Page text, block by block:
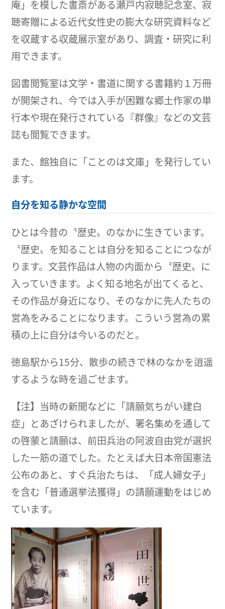
庵」を模した書斎がある瀬戸内寂聴記念室、寂
聴寄贈による近代女性史の膨大な研究資料など
を収蔵する収蔵展示室があり、調査・研究に利
用できます。
図書閲覧室は文学・書道に関する書籍約１万冊
が開架され、今では入手が困難な郷土作家の単
行本や現在発行されている『群像』などの文芸
誌も閲覧できます。
また、館独自に「ことのは文庫」を発行してい
ます。
自分を知る静かな空間
ひとは今昔の〝歴史〟のなかに生きています。
〝歴史〟を知ることは自分を知ることにつなが
ります。文芸作品は人物の内面から〝歴史〟に
入っていきます。よく知る地名が出てくると、
その作品が身近になり、そのなかに先人たちの
営為をみることになります。こういう営為の累
積の上に自分は今いるのだと。
徳島駅から15分、散歩の続きで林のなかを逍遥
するような時を過ごせます。
【注】当時の新聞などに「請願気ちがい建白
症」とあざけられましたが、署名集めを通して
の啓蒙と請願は、前田兵治の阿波自由党が選択
した一筋の道でした。たとえば大日本帝国憲法
公布のあと、すぐ兵治たちは、「成人婦女子」
を含む「普通選挙法獲得」の請願運動をはじめ
ています。